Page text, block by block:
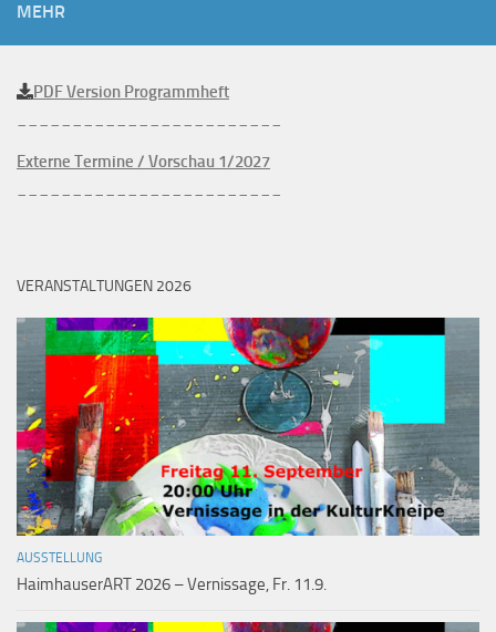
MEHR
PDF Version Programmheft
Externe Termine / Vorschau 1/2027
VERANSTALTUNGEN 2026
AUSSTELLUNG
HaimhauserART 2026 – Vernissage, Fr. 11.9.